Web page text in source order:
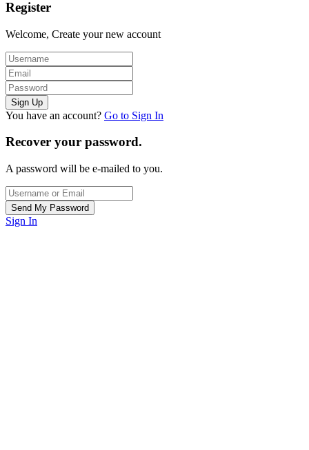
Register
Welcome, Create your new account
You have an account? Go to Sign In
Recover your password.
A password will be e-mailed to you.
Sign In